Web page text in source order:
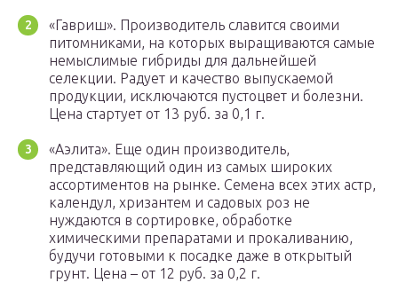
«Гавриш». Производитель славится своими
питомниками, на которых выращиваются самые
немыслимые гибриды для дальнейшей
селекции. Радует и качество выпускаемой
продукции, исключаются пустоцвет и болезни.
Цена стартует от 13 руб. за 0,1 г.
«Аэлита». Еще один производитель,
представляющий один из самых широких
ассортиментов на рынке. Семена всех этих астр,
календул, хризантем и садовых роз не
нуждаются в сортировке, обработке
химическими препаратами и прокаливанию,
будучи готовыми к посадке даже в открытый
грунт. Цена – от 12 руб. за 0,2 г.